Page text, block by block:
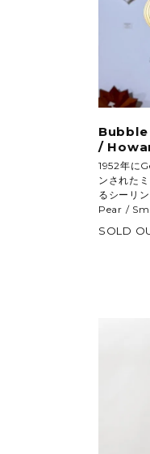
/
1952年に
ンされた
るシーリ
Pear /
SOLD